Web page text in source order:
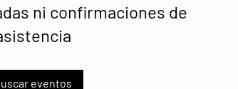
ni confirmaciones de
eventos